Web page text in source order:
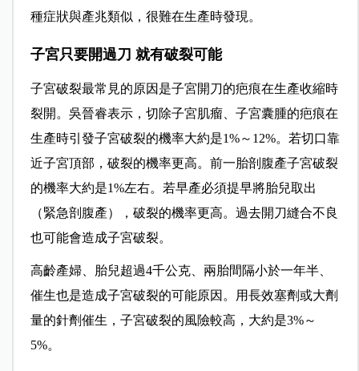
種症狀與產兆類似，很難在生產時發現。
子宮只要開過刀 就有破裂可能
子宮破裂最常見的原因是子宮開刀的疤痕在生產收縮時
裂開。 吳晉睿表示，切除子宮肌瘤、子宮囊腫的疤痕在
生產時引發子宮破裂的機率大約是1%～12%。若切口靠
近子宮頂部，破裂的機率更高。前一胎剖腹產子宮破裂
的機率大約是1%左右。若早產必須提早將胎兒取出
（緊急剖腹產），破裂的機率更高。過去開刀縫合不良
也可能會造成子宮破裂。
高齡產婦、胎兒超過4千公克、兩胎間隔小於一年半、
催生也是造成子宮破裂的可能原因。用長效塞劑或大劑
量的針劑催生，子宮破裂的風險較高，大約是3%～
5%。